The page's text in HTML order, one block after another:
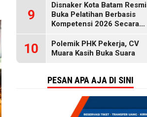
9
Disnaker Kota Batam Resmi
Buka Pelatihan Berbasis
Kompetensi 2026 Secara
10
Polemik PHK Pekerja, CV
Muara Kasih Buka Suara
PESAN APA AJA DI SINI